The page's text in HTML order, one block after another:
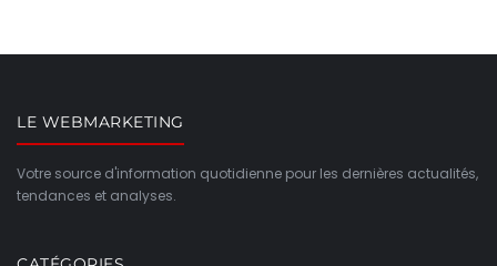
LE WEBMARKETING
Votre source d'information quotidienne pour les dernières actualités,
tendances et analyses.